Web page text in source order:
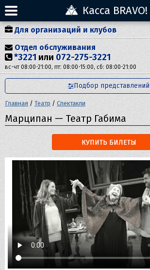
Касса BRAVO!
Для организаций и клубов
Отдел обслуживания
*3221 или 072-275-3221
вс-чт 08:00-21:00, пт: 08:00-15:00, сб: 08:00-21:00
Подбор представлений
Главная / Театр / Спектакли
Марципан — Театр Габима
КУПИТЬ БИЛЕТЫ